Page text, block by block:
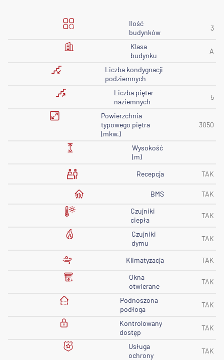
Ilość
budynków
3
Klasa
budynku
A
Liczba kondygnacji
podziemnych
Liczba pięter
naziemnych
5
Powierzchnia
typowego piętra
(mkw.)
3050
Wysokość
(m)
Recepcja
TAK
BMS
TAK
Czujniki
ciepła
TAK
Czujniki
dymu
TAK
Klimatyzacja
TAK
Okna
otwierane
TAK
Podnoszona
podłoga
TAK
Kontrolowany
dostęp
TAK
Usługa
ochrony
TAK